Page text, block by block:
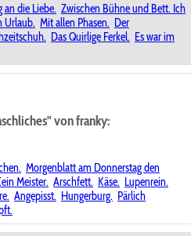
die Liebe. Zwischen Bühne und Bett. Ich
Urlaub. Mit allen Phasen. Der
Das Quirlige Ferkel. Es war im
von franky:
Morgenblatt am Donnerstag den
Meister. Arschfett. Käse. Lupenrein.
Angepisst. Hungerburg. Pärlich